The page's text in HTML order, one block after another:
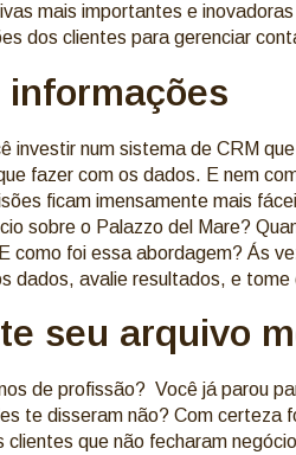
mais importantes e
dos clientes para gerenciar
informações
investir num sistema de CRM
fazer com os dados. E nem
ficam imensamente mais
sobre o Palazzo del Mare?
como foi essa abordagem? Ás
dados, avalie resultados, e
seu arquivo
de profissão? Você já parou
te disseram não? Com certeza
clientes que não fecharam